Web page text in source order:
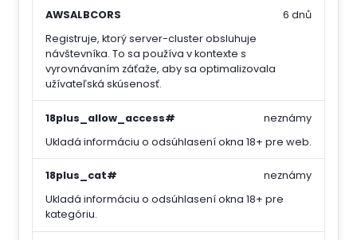
AWSALBCORS
Registruje, ktorý server-cluster obsluhuje
návštevníka. To sa používa v kontexte s
vyrovnávaním záťaže, aby sa optimalizovala
užívateľská skúsenosť.
6 dnů
18plus_allow_access#
Ukladá informáciu o odsúhlasení okna 18+ pre web.
neznámy
18plus_cat#
Ukladá informáciu o odsúhlasení okna 18+ pre
kategóriu.
neznámy